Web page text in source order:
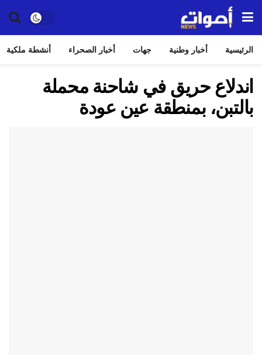
الرئيسية أخبار وطنية جهات أخبار الصحراء أنشطة ملكية
اندلاع حريق في شاحنة محملة
بالتبن، بمنطقة عين عودة